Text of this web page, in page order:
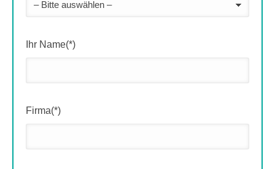
Ihr Name(*)
Firma(*)